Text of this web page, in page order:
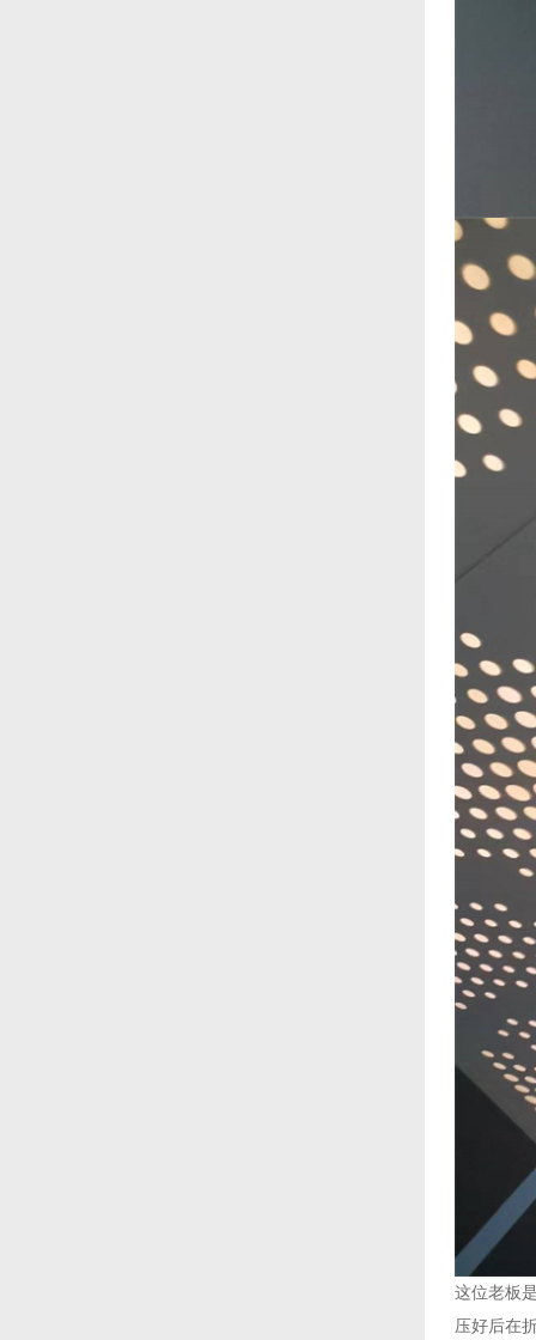
这位老板
压好后在